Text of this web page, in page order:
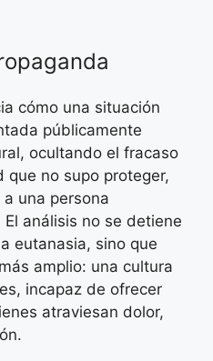
cómo una situación
públicamente
ocultando el fracaso
que no supo proteger,
una persona
análisis no se detiene
eutanasia, sino que
amplio: una cultura
incapaz de ofrecer
atraviesan dolor,